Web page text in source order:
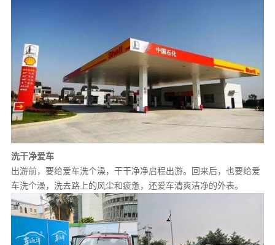
洗干净爱车
出游前，要给爱车洗个澡，干干净净启程出游。 回来后，也要给爱
车洗个澡，洗去路上的风尘和疲惫，还爱车清爽洁净的外表。